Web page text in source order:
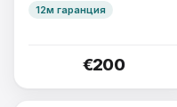
12м гаранция
€200